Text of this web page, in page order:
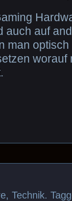
auch auf
man
worauf
, Technik.